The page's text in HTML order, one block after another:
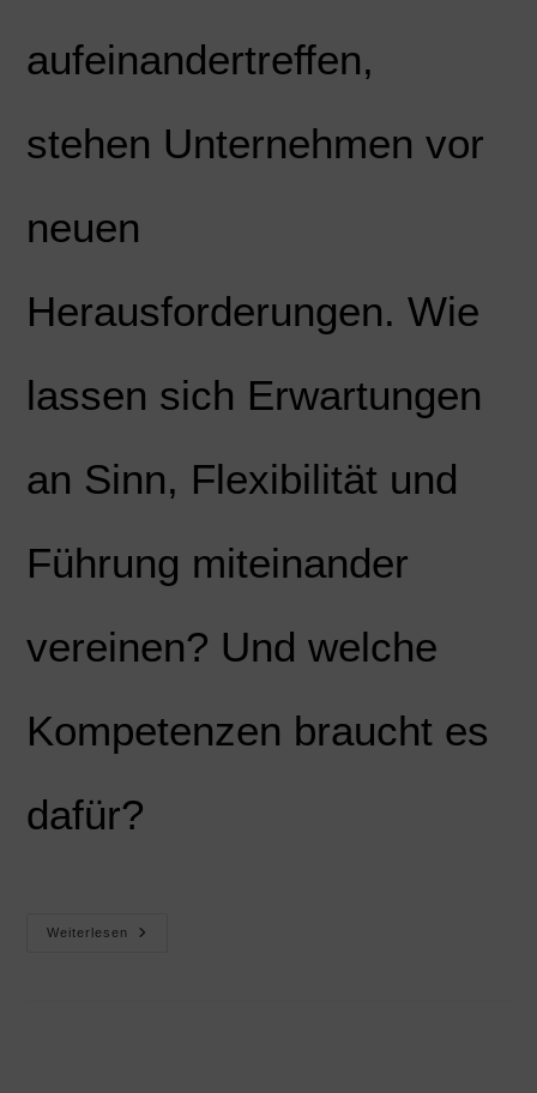
aufeinandertreffen,
stehen Unternehmen vor
neuen
Herausforderungen. Wie
lassen sich Erwartungen
an Sinn, Flexibilität und
Führung miteinander
vereinen? Und welche
Kompetenzen braucht es
dafür?
Weiterlesen